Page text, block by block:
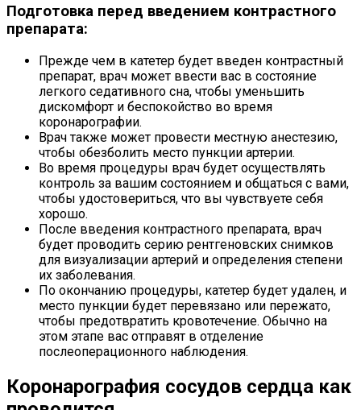
Подготовка перед введением контрастного
препарата:
Прежде чем в катетер будет введен контрастный
препарат, врач может ввести вас в состояние
легкого седативного сна, чтобы уменьшить
дискомфорт и беспокойство во время
коронарографии.
Врач также может провести местную анестезию,
чтобы обезболить место пункции артерии.
Во время процедуры врач будет осуществлять
контроль за вашим состоянием и общаться с вами,
чтобы удостовериться, что вы чувствуете себя
хорошо.
После введения контрастного препарата, врач
будет проводить серию рентгеновских снимков
для визуализации артерий и определения степени
их заболевания.
По окончанию процедуры, катетер будет удален, и
место пункции будет перевязано или пережато,
чтобы предотвратить кровотечение. Обычно на
этом этапе вас отправят в отделение
послеоперационного наблюдения.
Коронарография сосудов сердца как